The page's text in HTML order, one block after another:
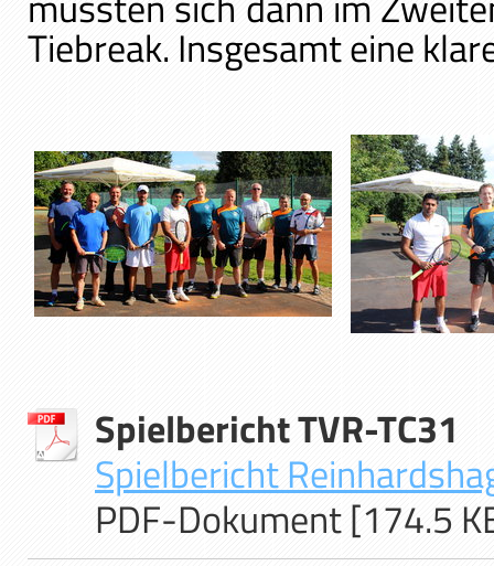
Tiebreak. Insgesamt eine
Spielbericht TVR-TC31
Spielbericht
PDF-Dokument [174.5